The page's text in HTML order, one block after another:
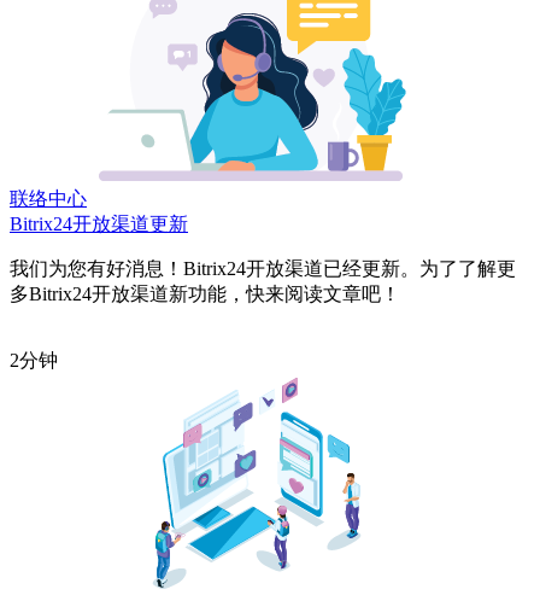
联络中心
Bitrix24开放渠道更新
我们为您有好消息！Bitrix24开放渠道已经更新。为了了解更
多Bitrix24开放渠道新功能，快来阅读文章吧！
2分钟